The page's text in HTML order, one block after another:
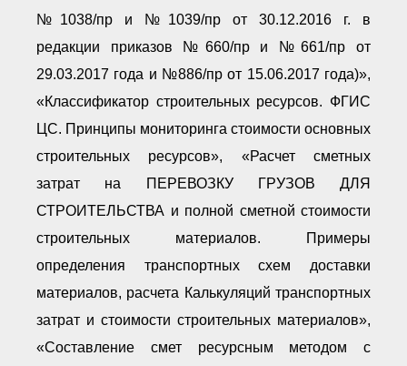
№1038/пр и №1039/пр от 30.12.2016 г. в
редакции приказов №660/пр и №661/пр от
29.03.2017 года и №886/пр от 15.06.2017 года)»,
«Классификатор строительных ресурсов. ФГИС
ЦС. Принципы мониторинга стоимости основных
строительных ресурсов», «Расчет сметных
затрат на ПЕРЕВОЗКУ ГРУЗОВ ДЛЯ
СТРОИТЕЛЬСТВА и полной сметной стоимости
строительных материалов. Примеры
определения транспортных схем доставки
материалов, расчета Калькуляций транспортных
затрат и стоимости строительных материалов»,
«Составление смет ресурсным методом с